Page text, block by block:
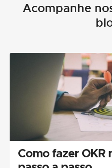
Acompanhe
Como fazer OKR